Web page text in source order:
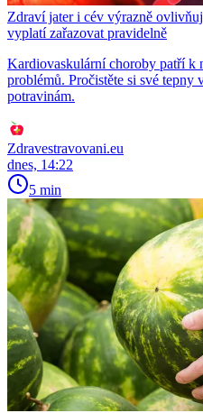
Zdraví jater i cév výrazně
vyplatí zařazovat pravidelně
Kardiovaskulární choroby patří k
problémů. Pročistěte si své
potravinám.
Zdravestravovani.eu
dnes, 14:22
5 min